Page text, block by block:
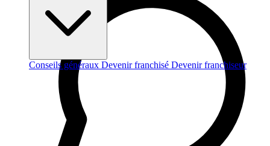
Conseils généraux Devenir franchisé Devenir franchiseur